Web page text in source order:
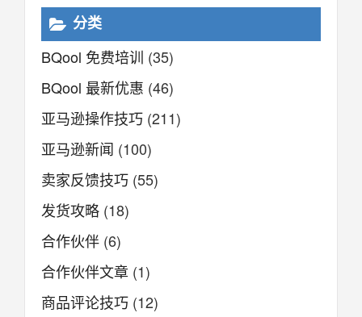
分类
BQool 免费培训 (35)
BQool 最新优惠 (46)
亚马逊操作技巧 (211)
亚马逊新闻 (100)
卖家反馈技巧 (55)
发货攻略 (18)
合作伙伴 (6)
合作伙伴文章 (1)
商品评论技巧 (12)